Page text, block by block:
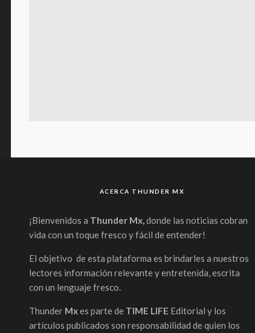
ACERCA THUNDER MX
¡Bienvenidos a Thunder Mx,donde las noticias cobran
vida con un toque fresco y fácil de entender!
El objetivo de esta plataforma es brindarles a nuestros
lectores información relevante y entretenida, escrita
con un lenguaje fresco.
ThunderMxes parte de TIME LIFE Editorial y los
artículos publicados son responsabilidad de quien los